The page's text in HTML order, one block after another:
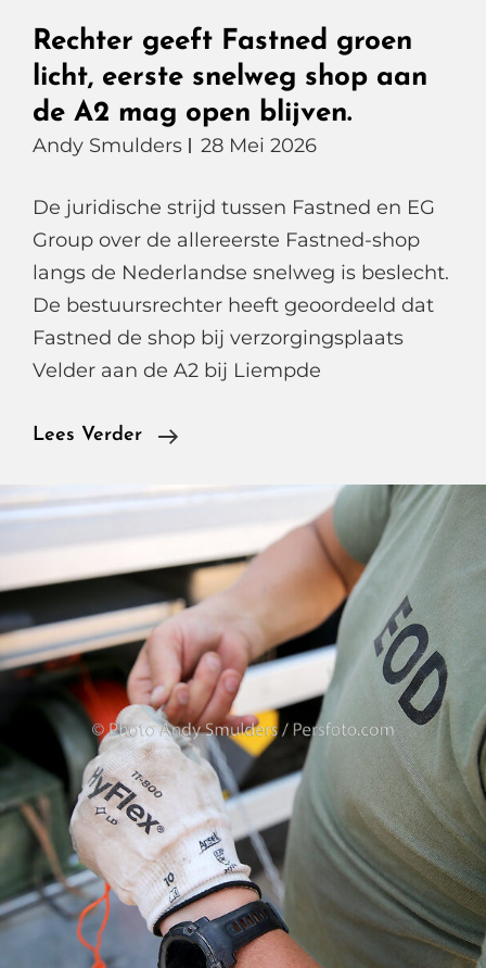
Rechter geeft Fastned groen
licht, eerste snelweg shop aan
de A2 mag open blijven.
Andy Smulders 28 Mei 2026
De juridische strijd tussen Fastned en EG
Group over de allereerste Fastned-shop
langs de Nederlandse snelweg is beslecht.
De bestuursrechter heeft geoordeeld dat
Fastned de shop bij verzorgingsplaats
Velder aan de A2 bij Liempde
Lees Verder
Rechter
Fastned
Groen
Licht,
Eerste
Snelweg
Shop
Aan
De
A2
Mag
Open
Blijven.